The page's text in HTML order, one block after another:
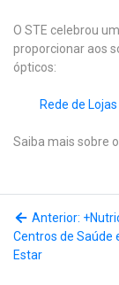
O STE celebrou
proporcionar aos
ópticos:
Rede de
Saiba mais sobre
Anterior:
Centros de Saúde
Estar